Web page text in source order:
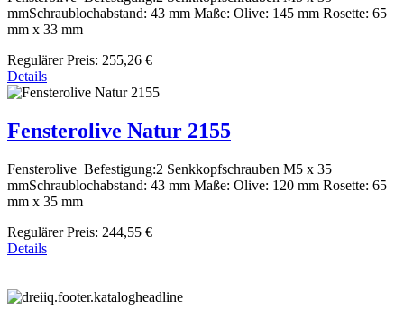
mmSchraublochabstand: 43 mm Maße: Olive: 145 mm Rosette: 65
mm x 33 mm
Regulärer Preis: 255,26 €
Details
Fensterolive Natur 2155
Fensterolive Befestigung:2 Senkkopfschrauben M5 x 35
mmSchraublochabstand: 43 mm Maße: Olive: 120 mm Rosette: 65
mm x 35 mm
Regulärer Preis: 244,55 €
Details